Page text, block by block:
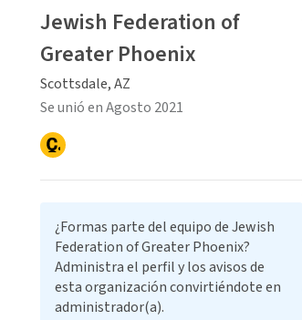
Jewish Federation of
Greater Phoenix
Scottsdale, AZ
Se unió en Agosto 2021
¿Formas parte del equipo de Jewish
Federation of Greater Phoenix?
Administra el perfil y los avisos de
esta organización convirtiéndote en
administrador(a).